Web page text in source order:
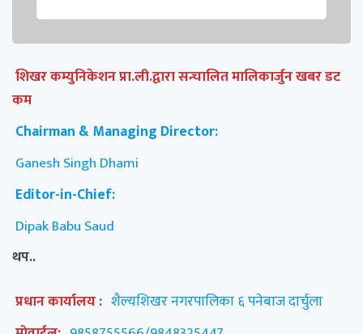
शिखर कम्युनिकेशन प्रा.ली.द्वारा सन्चालित मालिकार्जुन खबर डट
कम
Chairman & Managing Director:
Ganesh Singh Dhami
Editor-in-Chief:
Dipak Babu Saud
थप..
प्रधान कार्यालय : शैल्यशिखर नगरपालिका ६ पनेबाज दार्चुला